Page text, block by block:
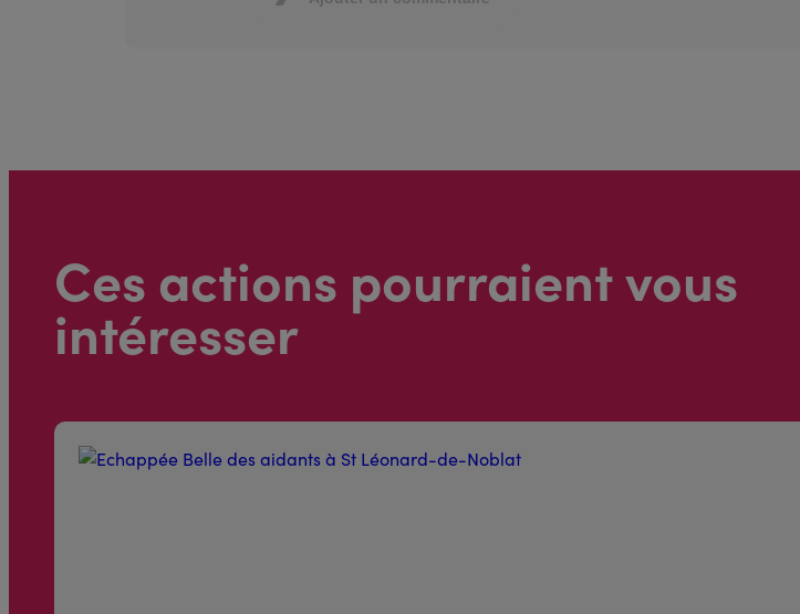
Ces actions pourraient vous
intéresser